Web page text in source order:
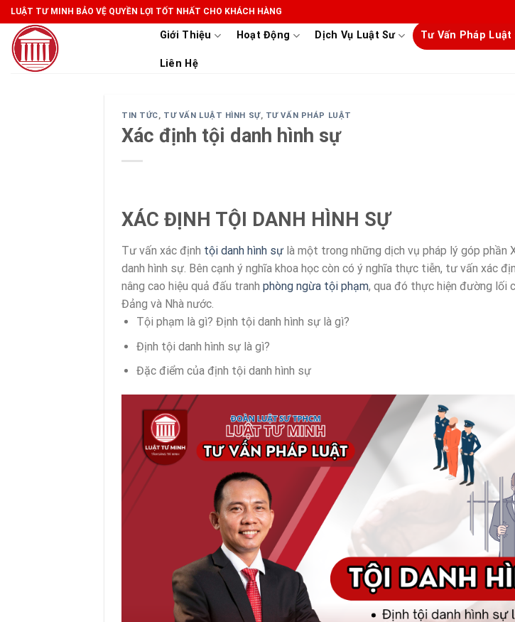
Skip
to
content
LUẬT TƯ MINH BẢO VỆ QUYỀN LỢI TỐT NHẤT CHO KHÁCH HÀNG
Giới Thiệu Hoạt Động Dịch Vụ Luật Sư Tư Vấn Pháp Luật
Liên Hệ
TIN TỨC, TƯ VẤN LUẬT HÌNH SỰ, TƯ VẤN PHÁP LUẬT
Xác định tội danh hình sự
XÁC ĐỊNH TỘI DANH HÌNH SỰ
Tư vấn xác định tội danh hình sự là một trong những dịch vụ pháp lý góp phần
danh hình sự. Bên cạnh ý nghĩa khoa học còn có ý nghĩa thực tiễn, tư vấn xác
nâng cao hiệu quả đấu tranh phòng ngừa tội phạm, qua đó thực hiện đường lối
Đảng và Nhà nước.
Tội phạm là gì? Định tội danh hình sự là gì?
Định tội danh hình sự là gì?
Đặc điểm của định tội danh hình sự